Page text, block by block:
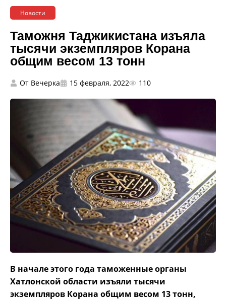
Новости
Таможня Таджикистана изъяла
тысячи экземпляров Корана
общим весом 13 тонн
От Вечерка 15 февраля, 2022 110
В начале этого года таможенные органы
Хатлонской области изъяли тысячи
экземпляров Корана общим весом 13 тонн,